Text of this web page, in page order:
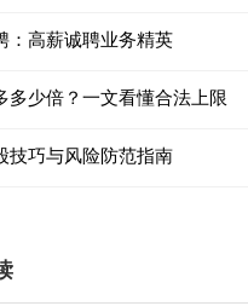
：高薪诚聘业务精英
多少倍？一文看懂合法上限
技巧与风险防范指南